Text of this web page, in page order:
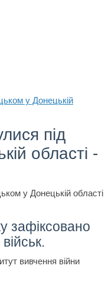
у Донецькій
під
області -
зафіксовано
вивчення війни